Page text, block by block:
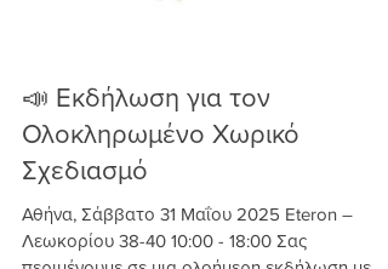
📣 Εκδήλωση για τον
Ολοκληρωμένο Χωρικό
Σχεδιασμό